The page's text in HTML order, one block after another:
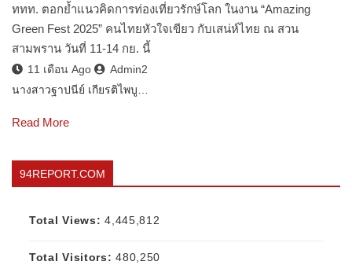
ททท. ตอกย้ำแนวคิดการท่องเที่ยวรักษ์โลก ในงาน “Amazing
Green Fest 2025” คนไทยหัวใจเขียว กับเสน่ห์ไทย ณ สวน
สามพราน วันที่ 11-14 กย. นี้
11 เดือน Ago
Admin2
นางสาวฐาปนีย์ เกียรติไพบู…
Read More
94REPORT.COM
Total Views:4,445,812
Total Visitors:480,250